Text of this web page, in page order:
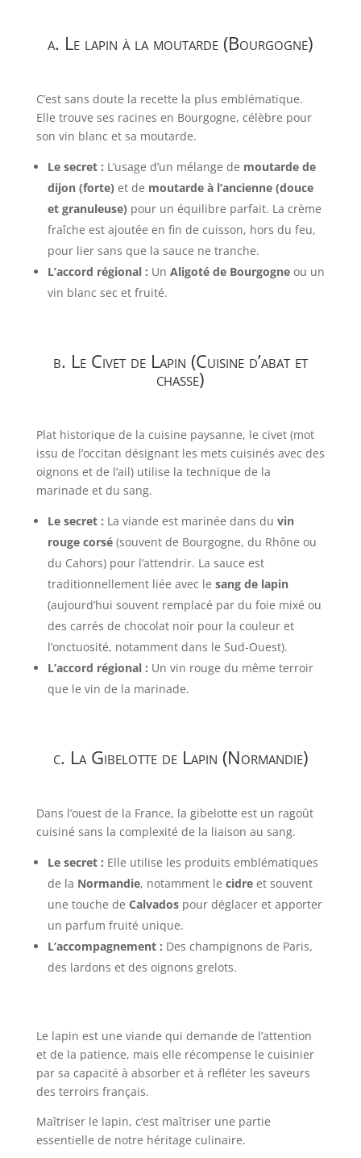
a. Le lapin à la moutarde (Bourgogne)
C’est sans doute la recette la plus emblématique.
Elle trouve ses racines en Bourgogne, célèbre pour
son vin blanc et sa moutarde.
Le secret : L’usage d’un mélange de moutarde de
dijon (forte) et de moutarde à l’ancienne (douce
et granuleuse) pour un équilibre parfait. La crème
fraîche est ajoutée en fin de cuisson, hors du feu,
pour lier sans que la sauce ne tranche.
L’accord régional : Un Aligoté de Bourgogneou un
vin blanc sec et fruité.
b. Le Civet de Lapin (Cuisine d’abat et
chasse)
Plat historique de la cuisine paysanne, le civet (mot
issu de l’occitan désignant les mets cuisinés avec des
oignons et de l’ail) utilise la technique de la
marinade et du sang.
Le secret : La viande est marinée dans du vin
rouge corsé(souvent de Bourgogne, du Rhône ou
du Cahors) pour l’attendrir. La sauce est
traditionnellement liée avec le sang de lapin
(aujourd’hui souvent remplacé par du foie mixé ou
des carrés de chocolat noir pour la couleur et
l’onctuosité, notamment dans le Sud-Ouest).
L’accord régional : Un vin rouge du même terroir
que le vin de la marinade.
c. La Gibelotte de Lapin (Normandie)
Dans l’ouest de la France, la gibelotte est un ragoût
cuisiné sans la complexité de la liaison au sang.
Le secret : Elle utilise les produits emblématiques
de la Normandie, notamment le cidreet souvent
une touche de Calvadospour déglacer et apporter
un parfum fruité unique.
L’accompagnement : Des champignons de Paris,
des lardons et des oignons grelots.
Le lapin est une viande qui demande de l’attention
et de la patience, mais elle récompense le cuisinier
par sa capacité à absorber et à refléter les saveurs
des terroirs français.
Maîtriser le lapin, c’est maîtriser une partie
essentielle de notre héritage culinaire.